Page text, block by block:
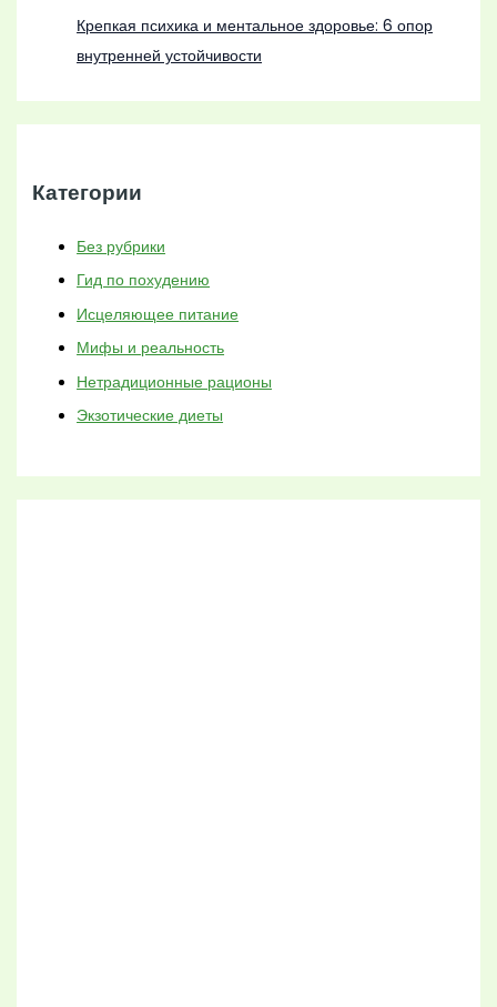
Крепкая психика и ментальное здоровье: 6 опор
внутренней устойчивости
Категории
Без рубрики
Гид по похудению
Исцеляющее питание
Мифы и реальность
Нетрадиционные рационы
Экзотические диеты